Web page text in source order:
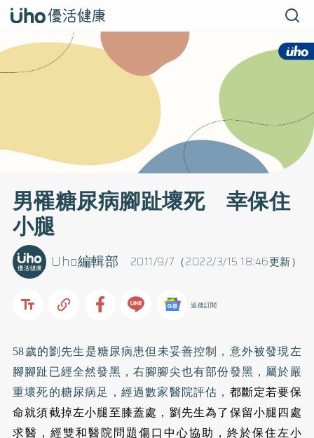
男罹糖尿病腳趾壞死 幸保住
小腿
2011/9/7（2022/3/15 18:46更新）
Uho編輯部
追蹤訂閱
58歲的劉先生是糖尿病患但未妥善控制，意外被發現左
腳腳趾已經全然發黑，右腳腳尖也有部份發黑，屬於嚴
重壞死的糖尿病足，經過數家醫院評估， 都斷定若要保
命就須截掉左小腿至膝蓋處，劉先生為了保留小腿四處
求醫，經雙和醫院問題傷口中心協助，終於保住左小